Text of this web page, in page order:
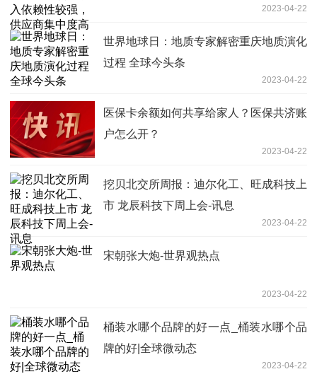
2023-04-22
世界地球日：地质专家解密重庆地质演化
过程 全球今头条
2023-04-22
医保卡余额如何共享给家人？医保共济账
户怎么开？
2023-04-22
挖贝北交所周报：迪尔化工、旺成科技上
市 龙辰科技下周上会-讯息
2023-04-22
宋朝张大炮-世界观热点
2023-04-22
桶装水哪个品牌的好一点_桶装水哪个品
牌的好|全球微动态
2023-04-22